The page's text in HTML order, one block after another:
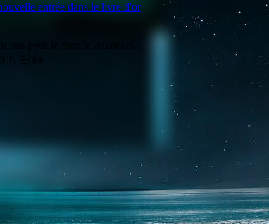
entrée dans le livre d'or
pour le monde amateurs.
🤣👍